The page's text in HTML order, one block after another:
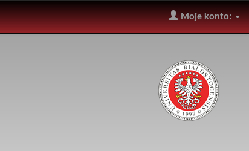
Moje konto: